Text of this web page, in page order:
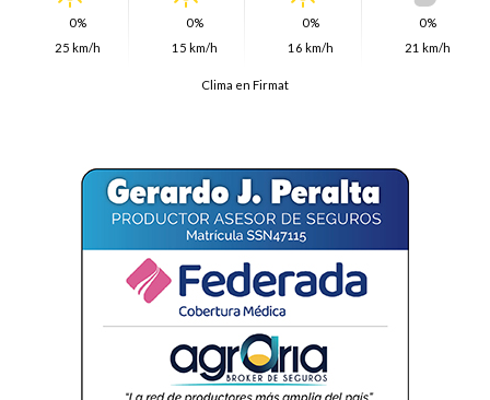
0%
25 km/h
0%
15 km/h
0%
16 km/h
0%
21 km/h
Clima en Firmat